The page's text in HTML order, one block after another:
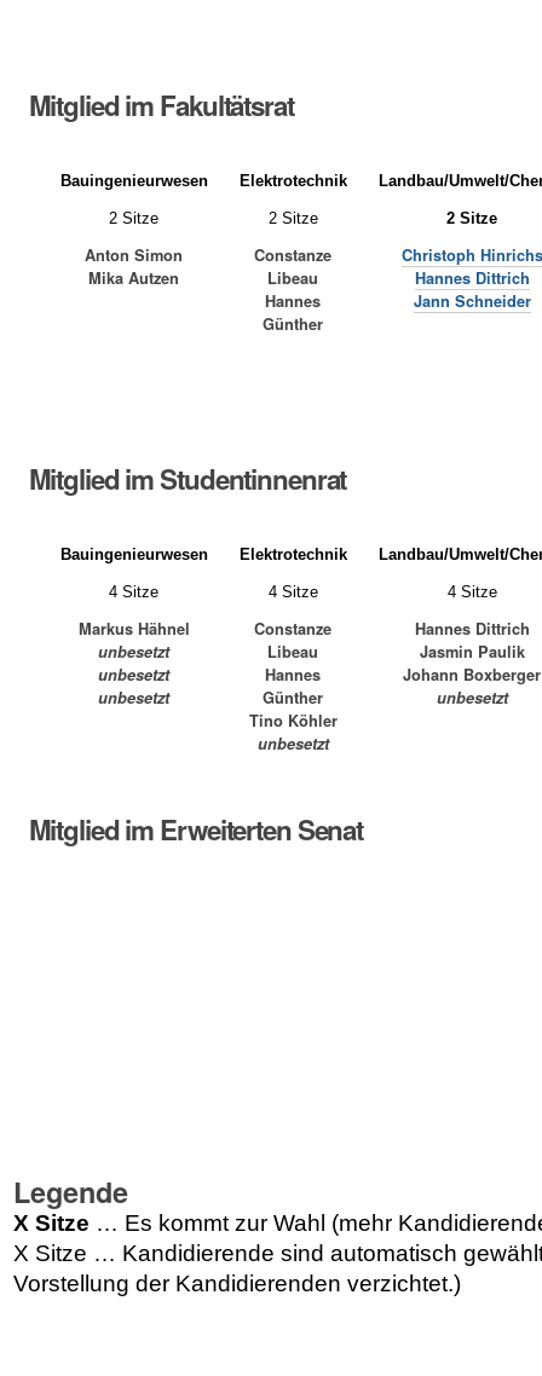
Mitglied im Fakultätsrat
Bauingenieurwesen Elektrotechnik Landbau/Umwelt/
2 Sitze 2 Sitze 2 Sitze
Anton Simon
Mika Autzen
Constanze
Libeau
Hannes
Günther
Christoph Hinrichs
Hannes Dittrich
Jann Schneider
Mitglied im Studentinnenrat
Bauingenieurwesen Elektrotechnik Landbau/Umwelt/
4 Sitze 4 Sitze 4 Sitze
Markus Hähnel
unbesetzt
unbesetzt
unbesetzt
Constanze
Libeau
Hannes
Günther
Tino Köhler
unbesetzt
Hannes Dittrich
Jasmin Paulik
Johann Boxberger
unbesetzt
Mitglied im Erweiterten Senat
Legende
X Sitze … Es kommt zur Wahl (mehr
X Sitze … Kandidierende sind automatisch
Vorstellung der Kandidierenden verzichtet.)